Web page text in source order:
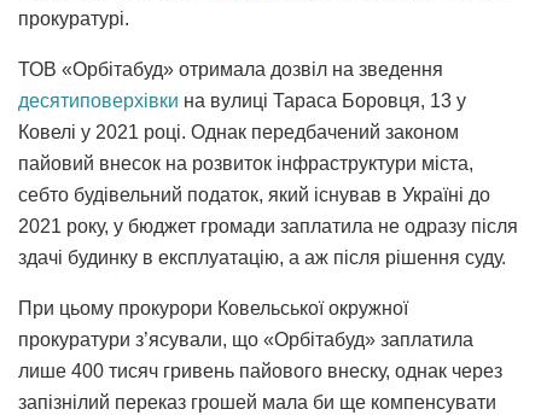
прокуратурі.
ТОВ «Орбітабуд» отримала дозвіл на зведення
десятиповерхівки на вулиці Тараса Боровця, 13 у
Ковелі у 2021 році. Однак передбачений законом
пайовий внесок на розвиток інфраструктури міста,
себто будівельний податок, який існував в Україні до
2021 року, у бюджет громади заплатила не одразу після
здачі будинку в експлуатацію, а аж після рішення суду.
При цьому прокурори Ковельської окружної
прокуратури з’ясували, що «Орбітабуд» заплатила
лише 400 тисяч гривень пайового внеску, однак через
запізнілий переказ грошей мала би ще компенсувати